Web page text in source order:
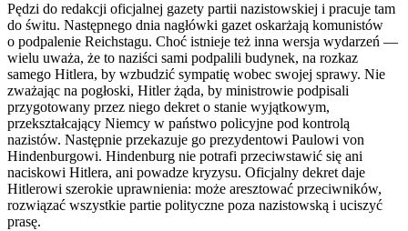
Pędzi do redakcji oficjalnej gazety partii nazistowskiej i pracuje tam
do świtu. Następnego dnia nagłówki gazet oskarżają komunistów
o podpalenie Reichstagu. Choć istnieje też inna wersja wydarzeń —
wielu uważa, że to naziści sami podpalili budynek, na rozkaz
samego Hitlera, by wzbudzić sympatię wobec swojej sprawy. Nie
zważając na pogłoski, Hitler żąda, by ministrowie podpisali
przygotowany przez niego dekret o stanie wyjątkowym,
przekształcający Niemcy w państwo policyjne pod kontrolą
nazistów. Następnie przekazuje go prezydentowi Paulowi von
Hindenburgowi. Hindenburg nie potrafi przeciwstawić się ani
naciskowi Hitlera, ani powadze kryzysu. Oficjalny dekret daje
Hitlerowi szerokie uprawnienia: może aresztować przeciwników,
rozwiązać wszystkie partie polityczne poza nazistowską i uciszyć
prasę.